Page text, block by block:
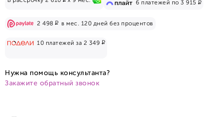
6 платежей по 3 915 Р
2 498 Рв мес. 120 дней без процентов
10 платежей за 2 349 Р
Нужна помощь консультанта?
Закажите обратный звонок